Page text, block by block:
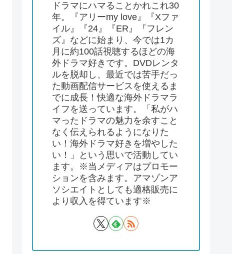
ドラマにハマることかれこれ30
年。『アリーmy love』『Xファ
イル』『24』『ER』『フレン
ズ』などに始まり、今では1カ
月に約100話視聴するほどの海
外ドラマ好きです。DVDレンタ
ルを脱却し、最近では苦手だっ
た動画配信サービスを使えるま
でに成長！快適な海外ドラマラ
イフを送っています。「私がハ
マったドラマの魅力を余すこと
なく伝えられるようになりた
い！海外ドラマ好きを増やした
い！」という思いで活動してい
ます。※当メディアはプロモー
ションを含みます。アマゾンア
ソシエイトとしても適格販売に
より収入を得ています※